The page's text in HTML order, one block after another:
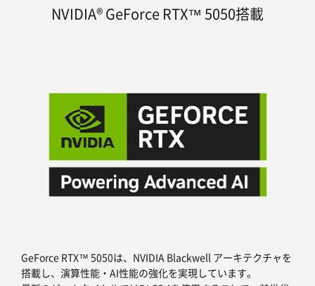
NVIDIA® GeForce RTX™ 5050搭載
GeForce RTX™ 5050は、NVIDIA Blackwell アーキテクチャを
搭載し、演算性能・AI性能の強化を実現しています。